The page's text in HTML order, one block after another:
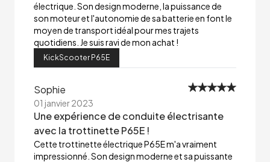
électrique. Son design moderne, la puissance de
son moteur et l'autonomie de sa batterie en font le
moyen de transport idéal pour mes trajets
quotidiens. Je suis ravi de mon achat !
KickScooter P65E
Sophie
01 janvier 2023
Une expérience de conduite électrisante
avec la trottinette P65E !
Cette trottinette électrique P65E m'a vraiment
impressionné. Son design moderne et sa puissante